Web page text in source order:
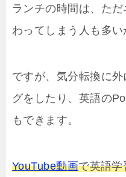
ランチの時間は、た
わってしまう人も多い
ですが、気分転換に
グをしたり、英語の
もできます。
YouTube動画で英語学